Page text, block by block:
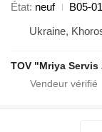
État neuf
B05-
Ukraine,
TOV "Mriya